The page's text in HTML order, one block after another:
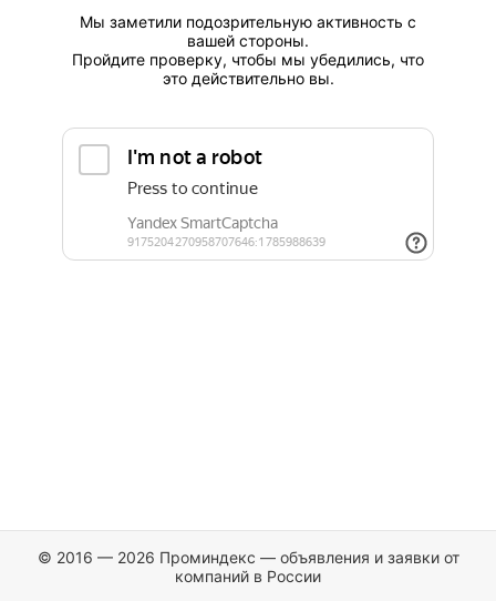
Мы заметили подозрительную активность с
вашей стороны.
Пройдите проверку, чтобы мы убедились, что
это действительно вы.
© 2016 — 2026 Проминдекс — объявления и заявки от
компаний в России